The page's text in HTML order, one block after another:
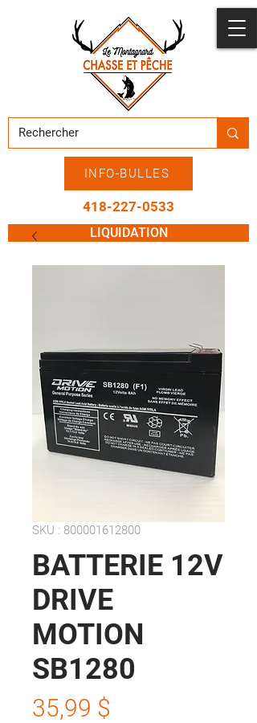
INFO-BULLES
418-227-0533
LIQUIDATION
SKU : 800001612800
BATTERIE 12V
DRIVE
MOTION
SB1280
35,99 $